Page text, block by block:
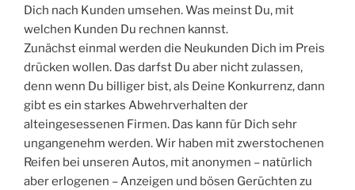
Dich nach Kunden umsehen. Was meinst Du, mit
welchen Kunden Du rechnen kannst.
Zunächst einmal werden die Neukunden Dich im Preis
drücken wollen. Das darfst Du aber nicht zulassen,
denn wenn Du billiger bist, als Deine Konkurrenz, dann
gibt es ein starkes Abwehrverhalten der
alteingesessenen Firmen. Das kann für Dich sehr
ungangenehm werden. Wir haben mit zwerstochenen
Reifen bei unseren Autos, mit anonymen – natürlich
aber erlogenen – Anzeigen und bösen Gerüchten zu